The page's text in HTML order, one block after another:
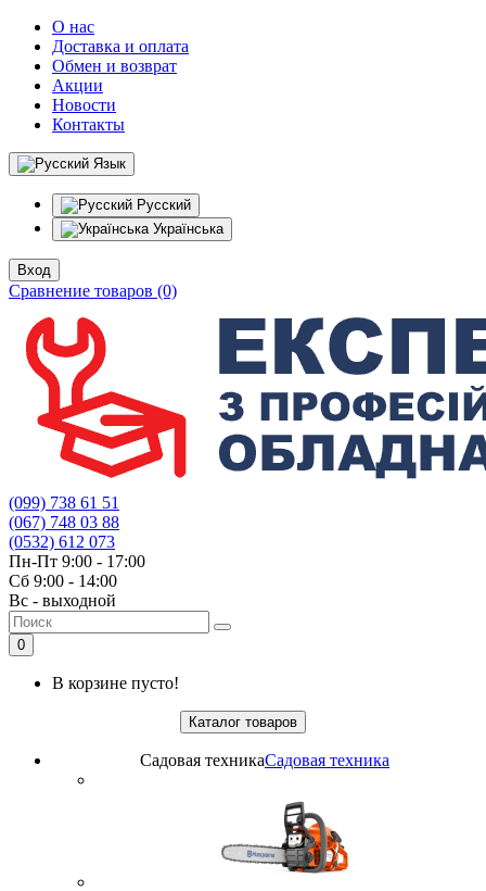
О нас
Доставка и оплата
Обмен и возврат
Акции
Новости
Контакты
Язык
Русский
Українська
Вход
Сравнение товаров (0)
(099) 738 61 51
(067) 748 03 88
(0532) 612 073
Пн-Пт 9:00 - 17:00
Сб 9:00 - 14:00
Вс - выходной
0
В корзине пусто!
Каталог товаров
Садовая техникаСадовая техника